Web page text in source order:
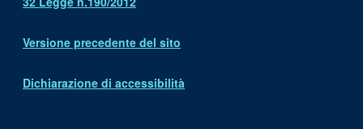
Versione precedente del sito
Dichiarazione di accessibilità